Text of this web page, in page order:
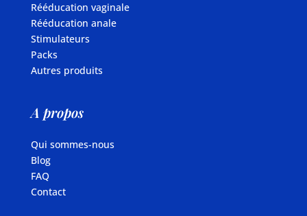
Rééducation vaginale
Rééducation anale
Stimulateurs
Packs
Autres produits
A propos
Qui sommes-nous
Blog
FAQ
Contact